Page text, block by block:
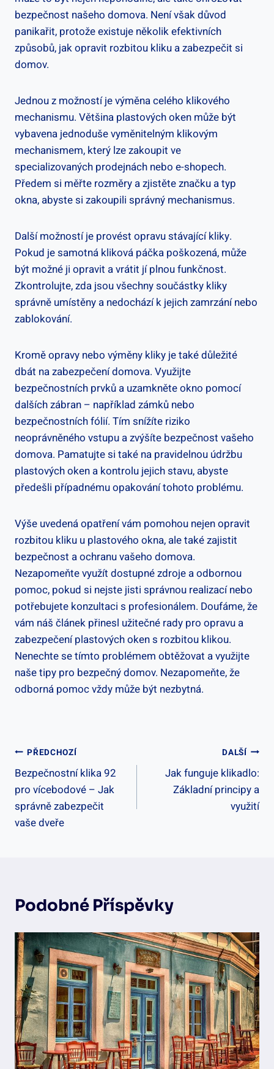
bezpečnost našeho domova. Není ‍však důvod
panikařit, protože existuje několik efektivních
způsobů, jak opravit rozbitou kliku a zabezpečit si
domov.
Jednou z možností​ je výměna celého klikového
mechanismu. Většina plastových oken může‍ být
vybavena jednoduše ⁣vyměnitelným klikovým
mechanismem, který lze zakoupit ve
specializovaných ‍prodejnách‌ nebo e-shopech.
Předem si měřte ‍rozměry a zjistěte značku a typ
okna, abyste si zakoupili správný mechanismus.
Další možností je provést opravu stávající kliky.
Pokud je samotná kliková páčka poškozená, může
být možné ji opravit a vrátit jí plnou funkčnost.
‌Zkontrolujte, zda jsou všechny součástky kliky
správně umístěny a nedochází k jejich zamrzání nebo
zablokování.
Kromě opravy nebo ‍výměny kliky je také důležité
dbát na zabezpečení domova. Využijte
bezpečnostních prvků a uzamkněte okno pomocí
dalších zábran – například zámků nebo
bezpečnostních fólií. Tím snížíte⁢ riziko ​
neoprávněného vstupu a zvýšíte bezpečnost vašeho
domova. Pamatujte si také na pravidelnou údržbu
plastových ⁢oken a kontrolu jejich stavu, abyste
předešli případnému opakování tohoto problému.
Výše uvedená⁤ opatření vám pomohou nejen opravit
rozbitou kliku​ u plastového okna, ale také zajistit
bezpečnost‌ a ochranu vašeho domova.
Nezapomeňte⁤ využít dostupné zdroje a odbornou
pomoc, ‍pokud si nejste jisti správnou realizací nebo​
potřebujete konzultaci s profesionálem. Doufáme, že
vám náš článek přinesl užitečné⁣ rady pro opravu a​
zabezpečení​ plastových oken s rozbitou klikou.
‍Nenechte se tímto⁣ problémem obtěžovat a využijte
naše tipy pro bezpečný domov. Nezapomeňte, že
odborná pomoc vždy může být nezbytná. ​
Navigace
Pro
Příspěvek
PŘEDCHOZÍ
Bezpečnostní klika 92
pro vícebodové – Jak
správně zabezpečit
vaše dveře
DALŠÍ
Jak funguje klikadlo:
Základní principy a
využití
Podobné Příspěvky